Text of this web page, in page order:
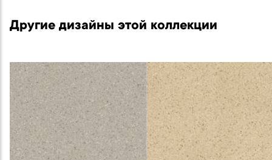
Другие дизайны этой коллекции